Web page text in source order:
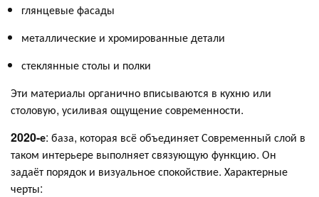
глянцевые фасады
металлические и хромированные детали
стеклянные столы и полки
Эти материалы органично вписываются в кухню или
столовую, усиливая ощущение современности.
2020-е: база, которая всё объединяет Современный слой в
таком интерьере выполняет связующую функцию. Он
задаёт порядок и визуальное спокойствие. Характерные
черты: